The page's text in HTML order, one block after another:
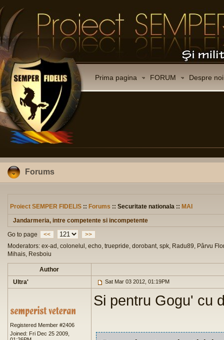
Prima pagina FORUM Despre noi
Forums
Proiect SEMPER FIDELIS :: Forums :: Securitate nationala :: MAI
Jandarmeria, intre competente si incompetente
Go to page
<<
>>
Moderators: ex-ad, colonelul, echo, truepride, dorobant, spk, Radu89, Pârvu
Mihais, Resboiu
Author
Ultra'
Sat Mar 03 2012, 01:19PM
Registered Member #2406
Joined: Fri Dec 25 2009,
Si pentru Gogu' cu